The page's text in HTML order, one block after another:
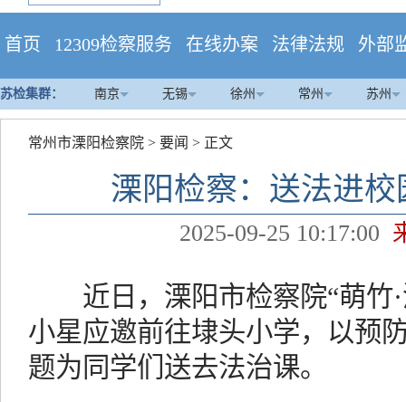
首页 12309检察服务 在线办案 法律法规 外部
苏检集群： 南京 无锡 徐州 常州 苏州
常州市溧阳检察院 > 要闻 > 正文
溧阳检察：送法进
2025-09-25 10:17:00
近日，溧阳市检察院“萌竹·
小星应邀前往埭头小学，以预
题为同学们送去法治课。